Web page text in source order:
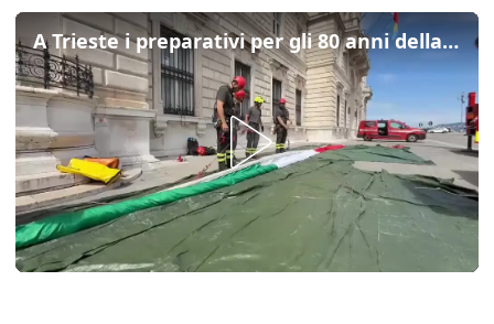
A Trieste i preparativi per gli 80 anni della Repubblica italiana